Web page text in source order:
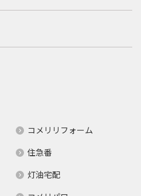
コメリリフォーム
住急番
灯油宅配